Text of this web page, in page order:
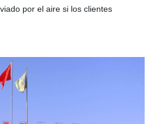
por el aire si los clientes